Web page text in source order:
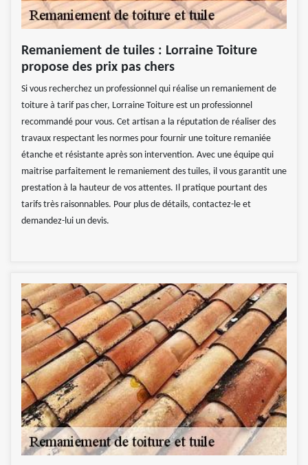
Remaniement de tuiles : Lorraine Toiture
propose des prix pas chers
Si vous recherchez un professionnel qui réalise un remaniement de
toiture à tarif pas cher, Lorraine Toiture est un professionnel
recommandé pour vous. Cet artisan a la réputation de réaliser des
travaux respectant les normes pour fournir une toiture remaniée
étanche et résistante après son intervention. Avec une équipe qui
maitrise parfaitement le remaniement des tuiles, il vous garantit une
prestation à la hauteur de vos attentes. Il pratique pourtant des
tarifs très raisonnables. Pour plus de détails, contactez-le et
demandez-lui un devis.